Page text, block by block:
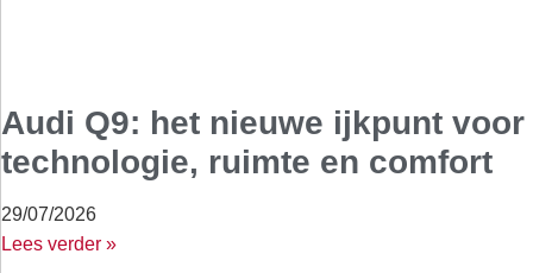
Audi Q9: het nieuwe ijkpunt voor
technologie, ruimte en comfort
29/07/2026
Lees verder »